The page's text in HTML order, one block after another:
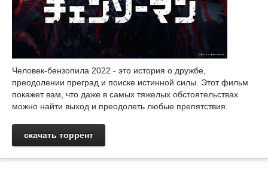
Человек-бензопила 2022 - это история о дружбе,
преодолении преград и поиске истинной силы. Этот фильм
покажет вам, что даже в самых тяжелых обстоятельствах
можно найти выход и преодолеть любые препятствия.
скачать торрент